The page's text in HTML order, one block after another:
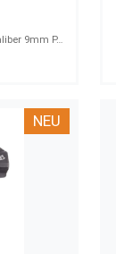
Walther P88 Schreckschusspisto le Kaliber 9mm P.A.K. Brüniert
NEU